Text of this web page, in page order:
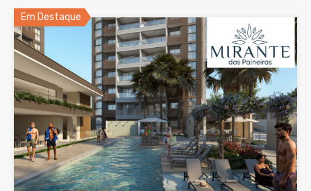
Em Destaque